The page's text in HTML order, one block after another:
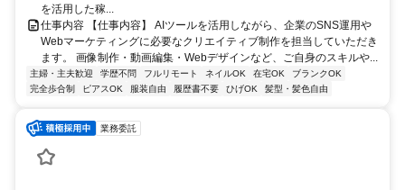
を活用した稼...
仕事内容 【仕事内容】 AIツールを活用しながら、企業のSNS運用や
Webマーケティングに必要なクリエイティブ制作を担当していただき
ます。 画像制作・動画編集・Webデザインなど、ご自身のスキルや...
主婦・主夫歓迎 学歴不問 フルリモート ネイルOK 在宅OK
ブランクOK
完全歩合制
ピアスOK 服装自由 履歴書不要 ひげOK 髪型・髪色自由
業務委託